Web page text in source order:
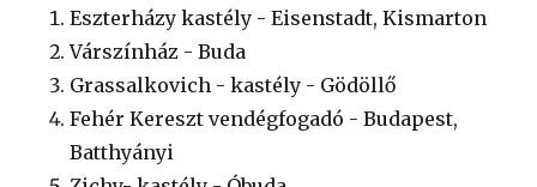
Eszterházy kastély - Eisenstadt, Kismarton
Várszínház - Buda
Grassalkovich - kastély - Gödöllő
Fehér Kereszt vendégfogadó - Budapest,
Batthyányi